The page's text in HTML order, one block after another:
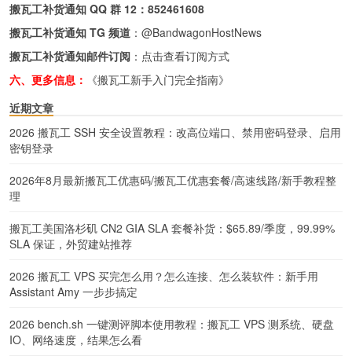
搬瓦工补货通知 QQ 群 12： 852461608
搬瓦工补货通知 TG 频道 ： @BandwagonHostNews
搬瓦工补货通知邮件订阅 ： 点击查看订阅方式
六、更多信息：
《搬瓦工新手入门完全指南》
近期文章
2026 搬瓦工 SSH 安全设置教程：改高位端口、禁用密码登录、启用
密钥登录
2026年8月最新搬瓦工优惠码/搬瓦工优惠套餐/高速线路/新手教程整
理
搬瓦工美国洛杉矶 CN2 GIA SLA 套餐补货：$65.89/季度，99.99%
SLA 保证，外贸建站推荐
2026 搬瓦工 VPS 买完怎么用？怎么连接、怎么装软件：新手用
Assistant Amy 一步步搞定
2026 bench.sh 一键测评脚本使用教程：搬瓦工 VPS 测系统、硬盘
IO、网络速度，结果怎么看